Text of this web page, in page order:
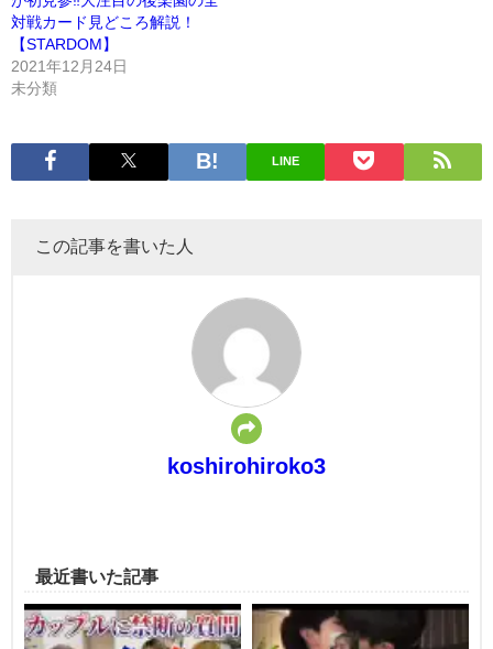
対戦カード見どころ解説！
【STARDOM】
2021年12月24日
未分類
LINE
この記事を書いた人
koshirohiroko3
最近書いた記事